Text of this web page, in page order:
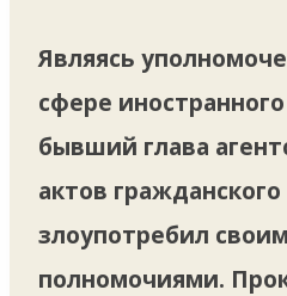
Являясь
сфере
бывший глава
актов
злоупотребил
полномочиями.